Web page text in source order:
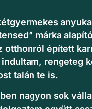
márka
otthonról épített
rengeteg
talán te is.
nagyon sok